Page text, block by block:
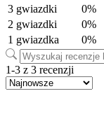
3 gwiazdki
0%
2 gwiazdki
0%
1 gwiazdka
0%
1-3 z 3 recenzji